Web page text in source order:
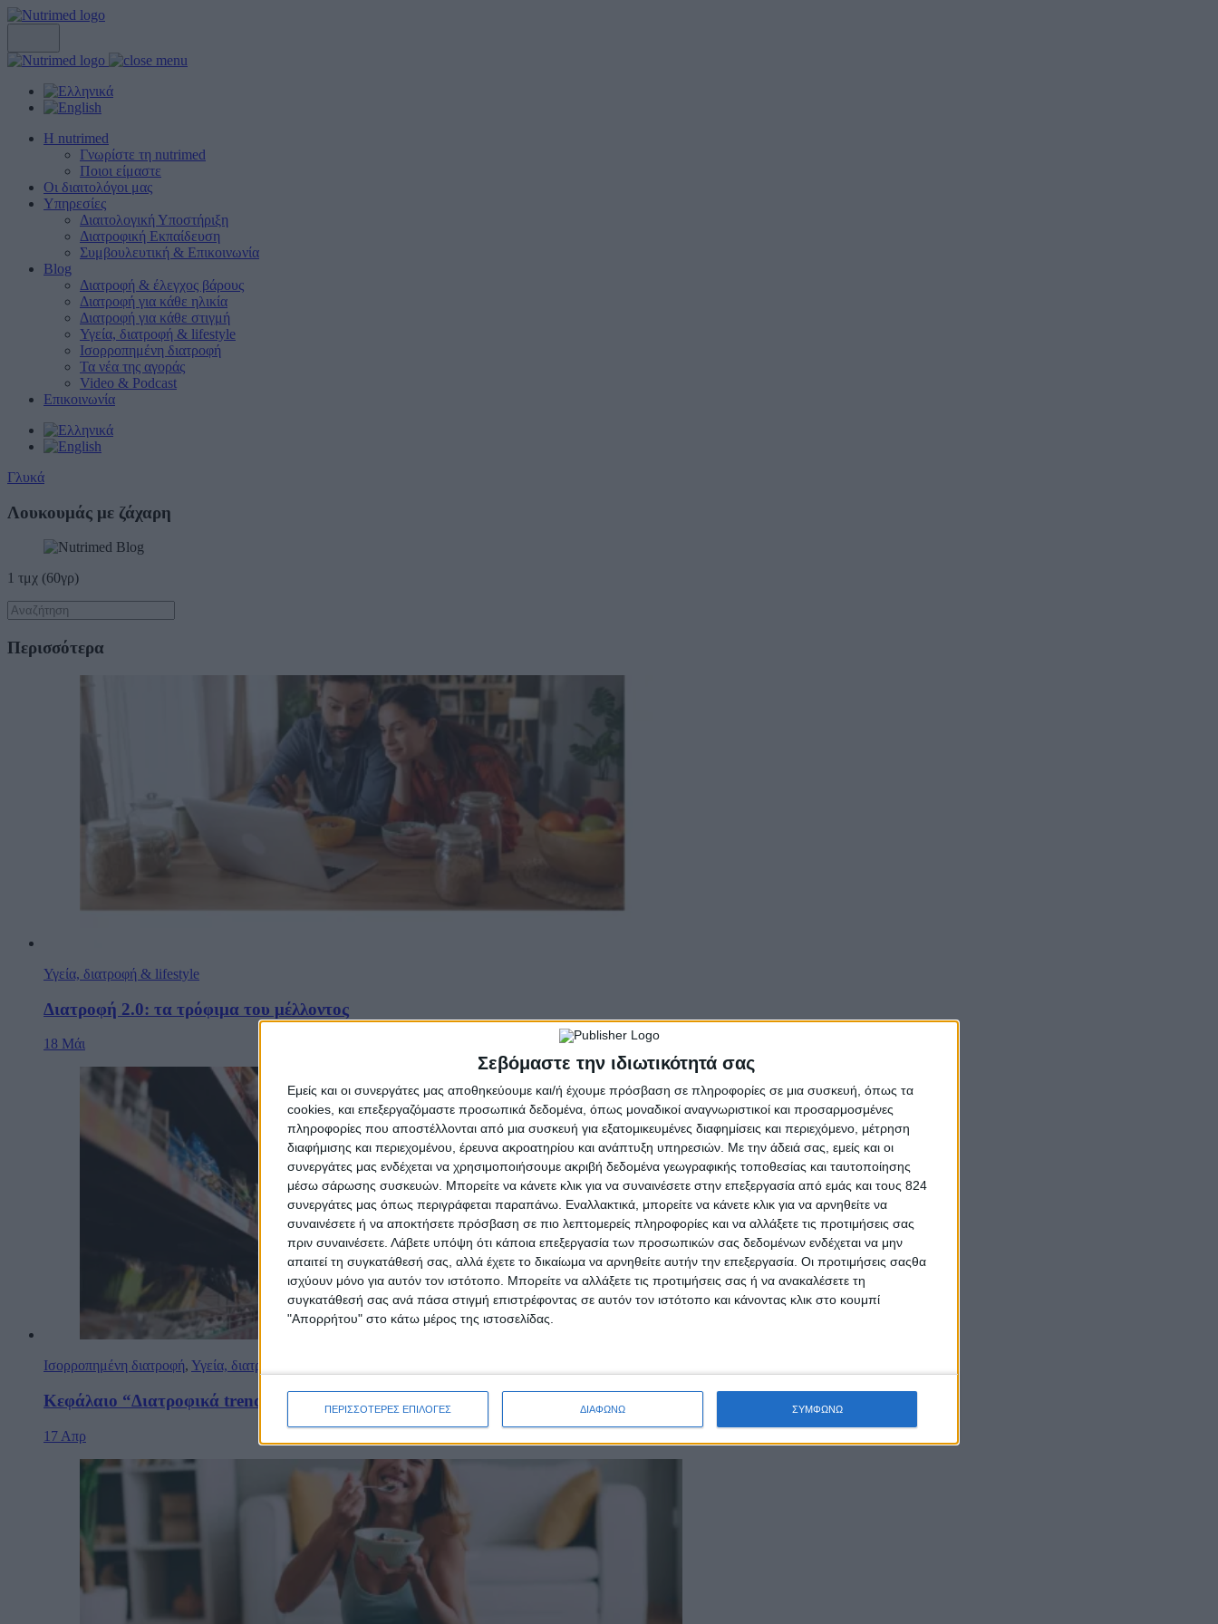
Σεβόμαστε την ιδιωτικότητά σας
Εμείς και οι συνεργάτες μας αποθηκεύουμε και/ή έχουμε πρόσβαση σε πληροφορίες σε μια συσκευή, όπως τα
cookies, και επεξεργαζόμαστε προσωπικά δεδομένα, όπως μοναδικοί αναγνωριστικοί και προσαρμοσμένες
πληροφορίες που αποστέλλονται από μια συσκευή για εξατομικευμένες διαφημίσεις και περιεχόμενο, μέτρηση
διαφήμισης και περιεχομένου, έρευνα ακροατηρίου και ανάπτυξη υπηρεσιών. Με την άδειά σας, εμείς και οι
συνεργάτες μας ενδέχεται να χρησιμοποιήσουμε ακριβή δεδομένα γεωγραφικής τοποθεσίας και ταυτοποίησης
μέσω σάρωσης συσκευών. Μπορείτε να κάνετε κλικ για να συναινέσετε στην επεξεργασία από εμάς και τους 824
συνεργάτες μας όπως περιγράφεται παραπάνω. Εναλλακτικά, μπορείτε να κάνετε κλικ για να αρνηθείτε να
συναινέσετε ή να αποκτήσετε πρόσβαση σε πιο λεπτομερείς πληροφορίες και να αλλάξετε τις προτιμήσεις σας
πριν συναινέσετε. Λάβετε υπόψη ότι κάποια επεξεργασία των προσωπικών σας δεδομένων ενδέχεται να μην
απαιτεί τη συγκατάθεσή σας, αλλά έχετε το δικαίωμα να αρνηθείτε αυτήν την επεξεργασία. Οι προτιμήσεις σαςθα
ισχύουν μόνο για αυτόν τον ιστότοπο. Μπορείτε να αλλάξετε τις προτιμήσεις σας ή να ανακαλέσετε τη
συγκατάθεσή σας ανά πάσα στιγμή επιστρέφοντας σε αυτόν τον ιστότοπο και κάνοντας κλικ στο κουμπί
"Απορρήτου" στο κάτω μέρος της ιστοσελίδας.
ΠΕΡΙΣΣΟΤΕΡΕΣ ΕΠΙΛΟΓΕΣ ΔΙΑΦΩΝΩ ΣΥΜΦΩΝΩ
Η nutrimed
Γνωρίστε τη nutrimed
Ποιοι είμαστε
Οι διαιτολόγοι μας
Υπηρεσίες
Διαιτολογική Υποστήριξη
Διατροφική Εκπαίδευση
Συμβουλευτική & Επικοινωνία
Blog
Διατροφή & έλεγχος βάρους
Διατροφή για κάθε ηλικία
Διατροφή για κάθε στιγμή
Υγεία, διατροφή & lifestyle
Ισορροπημένη διατροφή
Τα νέα της αγοράς
Video & Podcast
Επικοινωνία
Γλυκά
Λουκουμάς με ζάχαρη
1 τμχ (60γρ)
Περισσότερα
Υγεία, διατροφή & lifestyle
Διατροφή 2.0: τα τρόφιμα του μέλλοντος
18 Μάι
Ισορροπημένη διατροφή, Υγεία, διατροφή & lifestyle
Κεφάλαιο “Διατροφικά trends”: zoοm στα προϊόντα high protein
17 Απρ